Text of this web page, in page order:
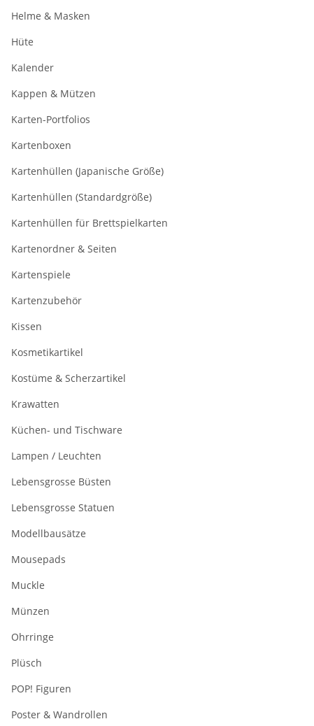
Helme & Masken
Hüte
Kalender
Kappen & Mützen
Karten-Portfolios
Kartenboxen
Kartenhüllen (Japanische Größe)
Kartenhüllen (Standardgröße)
Kartenhüllen für Brettspielkarten
Kartenordner & Seiten
Kartenspiele
Kartenzubehör
Kissen
Kosmetikartikel
Kostüme & Scherzartikel
Krawatten
Küchen- und Tischware
Lampen / Leuchten
Lebensgrosse Büsten
Lebensgrosse Statuen
Modellbausätze
Mousepads
Muckle
Münzen
Ohrringe
Plüsch
POP! Figuren
Poster & Wandrollen